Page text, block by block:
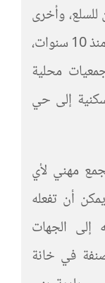
وأخرى
فيها أنشطة مهنية وصناعية، بعضها منذ 10 سنوات،
محلية
إلى حي
مهني لأي
أن تفعله
إلى الجهات
في خانة